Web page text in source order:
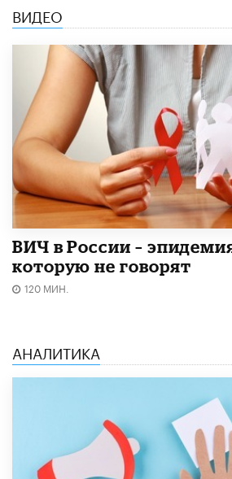
ВИДЕО
ВИЧ в России –
которую не говорят
120 МИН.
АНАЛИТИКА